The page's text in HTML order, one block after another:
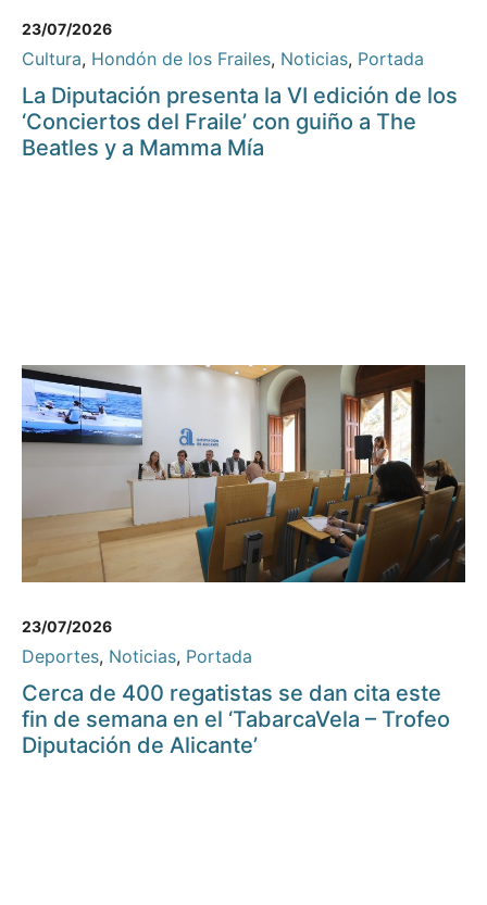
23/07/2026
Cultura, Hondón de los Frailes, Noticias, Portada
La Diputación presenta la VI edición de los
‘Conciertos del Fraile’ con guiño a The
Beatles y a Mamma Mía
23/07/2026
Deportes, Noticias, Portada
Cerca de 400 regatistas se dan cita este
fin de semana en el ‘TabarcaVela – Trofeo
Diputación de Alicante’